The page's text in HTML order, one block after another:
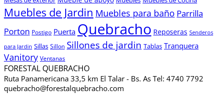
Muebles de Jardin Muebles para baño Parrilla
Porton Postigo Puerta Quebracho Reposeras Senderos
para Jardin Sillas Sillon Sillones de jardin Tablas Tranquera
Vanitory Ventanas
FORESTAL QUEBRACHO
Ruta Panamericana 33,5 km El Talar - Bs. As Tel: 4740 7792
quebracho@forestalquebracho.com